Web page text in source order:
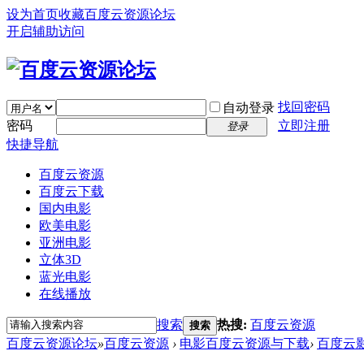
设为首页收藏百度云资源论坛
开启辅助访问
自动登录 找回密码
密码
登录
立即注册
快捷导航
百度云资源
百度云下载
国内电影
欧美电影
亚洲电影
立体3D
蓝光电影
在线播放
搜索 搜索 热搜: 百度云资源
百度云资源论坛»百度云资源 › 电影百度云资源与下载› 百度云